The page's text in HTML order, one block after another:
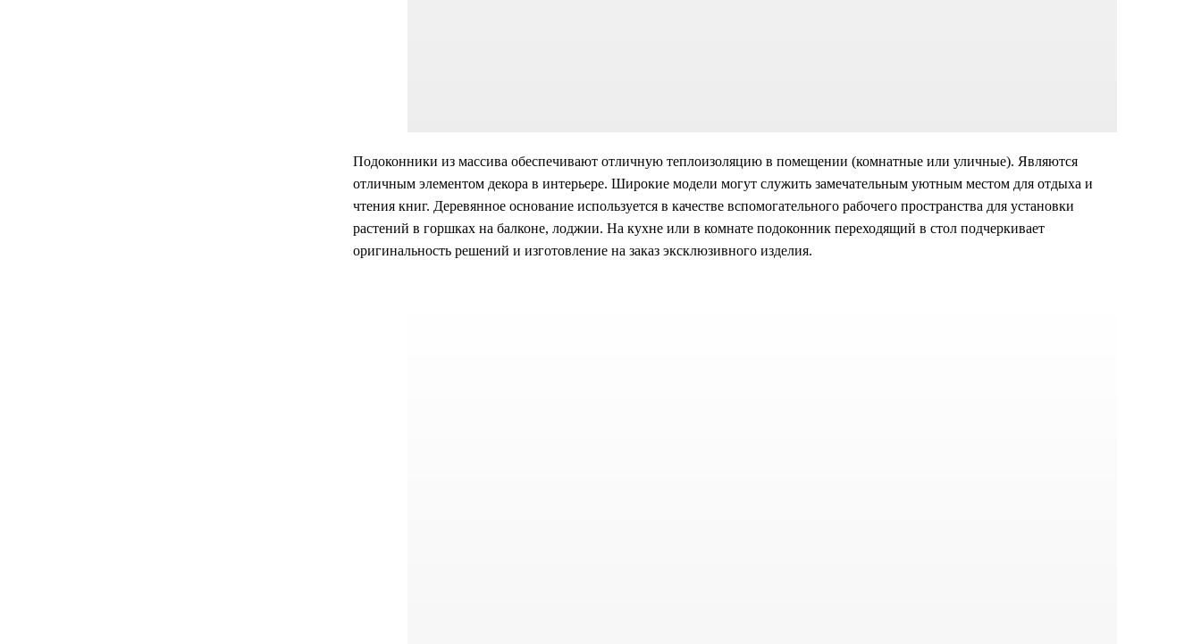
Подоконники из массива обеспечивают отличную теплоизоляцию в помещении (комнатные или уличные). Являются
отличным элементом декора в интерьере. Широкие модели могут служить замечательным уютным местом для отдыха и
чтения книг. Деревянное основание используется в качестве вспомогательного рабочего пространства для установки
растений в горшках на балконе, лоджии. На кухне или в комнате подоконник переходящий в стол подчеркивает
оригинальность решений и изготовление на заказ эксклюзивного изделия.